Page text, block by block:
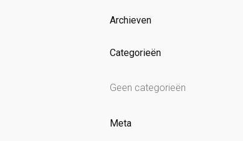
Archieven
Categorieën
Geen categorieën
Meta